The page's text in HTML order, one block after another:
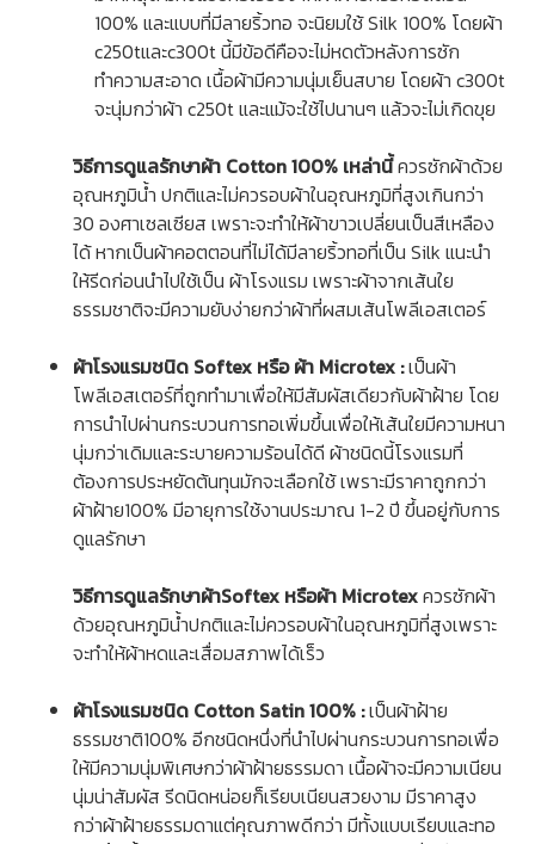
100% และแบบที่มีลายริ้วทอ จะนิยมใช้ Silk 100% โดยผ้า
c250tและc300t นี้มีข้อดีคือจะไม่หดตัวหลังการซัก
ทำความสะอาด เนื้อผ้ามีความนุ่มเย็นสบาย โดยผ้า c300t
จะนุ่มกว่าผ้า c250t และแม้จะใช้ไปนานๆ แล้วจะไม่เกิดขุย
วิธีการดูแลรักษาผ้า Cotton 100% เหล่านี้ควรซักผ้าด้วย
อุณหภูมิน้ำ ปกติและไม่ควรอบผ้าในอุณหภูมิที่สูงเกินกว่า
30 องศาเซลเซียส เพราะจะทำให้ผ้าขาวเปลี่ยนเป็นสีเหลือง
ได้ หากเป็นผ้าคอตตอนที่ไม่ได้มีลายริ้วทอที่เป็น Silk แนะนำ
ให้รีดก่อนนำไปใช้เป็น ผ้าโรงแรม เพราะผ้าจากเส้นใย
ธรรมชาติจะมีความยับง่ายกว่าผ้าที่ผสมเส้นโพลีเอสเตอร์
ผ้าโรงแรมชนิด Softex หรือ ผ้า Microtex :เป็นผ้า
โพลีเอสเตอร์ที่ถูกทำมาเพื่อให้มีสัมผัสเดียวกับผ้าฝ้าย โดย
การนำไปผ่านกระบวนการทอเพิ่มขึ้นเพื่อให้เส้นใยมีความหนา
นุ่มกว่าเดิมและระบายความร้อนได้ดี ผ้าชนิดนี้โรงแรมที่
ต้องการประหยัดต้นทุนมักจะเลือกใช้ เพราะมีราคาถูกกว่า
ผ้าฝ้าย100% มีอายุการใช้งานประมาณ 1-2 ปี ขึ้นอยู่กับการ
ดูแลรักษา
วิธีการดูแลรักษาผ้าSoftex หรือผ้า Microtexควรซักผ้า
ด้วยอุณหภูมิน้ำปกติและไม่ควรอบผ้าในอุณหภูมิที่สูงเพราะ
จะทำให้ผ้าหดและเสื่อมสภาพได้เร็ว
ผ้าโรงแรมชนิด Cotton Satin 100% :เป็นผ้าฝ้าย
ธรรมชาติ100% อีกชนิดหนึ่งที่นำไปผ่านกระบวนการทอเพื่อ
ให้มีความนุ่มพิเศษกว่าผ้าฝ้ายธรรมดา เนื้อผ้าจะมีความเนียน
นุ่มน่าสัมผัส รีดนิดหน่อยก็เรียบเนียนสวยงาม มีราคาสูง
กว่าผ้าฝ้ายธรรมดาแต่คุณภาพดีกว่า มีทั้งแบบเรียบและทอ